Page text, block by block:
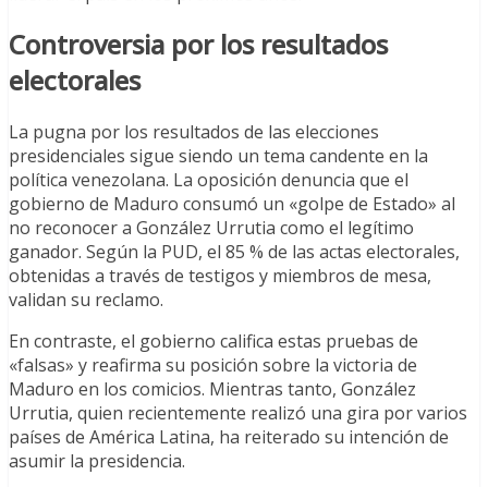
Controversia por los resultados
electorales
La pugna por los resultados de las elecciones
presidenciales sigue siendo un tema candente en la
política venezolana. La oposición denuncia que el
gobierno de Maduro consumó un «golpe de Estado» al
no reconocer a González Urrutia como el legítimo
ganador. Según la PUD, el 85 % de las actas electorales,
obtenidas a través de testigos y miembros de mesa,
validan su reclamo.
En contraste, el gobierno califica estas pruebas de
«falsas» y reafirma su posición sobre la victoria de
Maduro en los comicios. Mientras tanto, González
Urrutia, quien recientemente realizó una gira por varios
países de América Latina, ha reiterado su intención de
asumir la presidencia.